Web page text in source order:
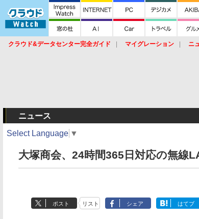
クラウド&データセンター完全ガイド マイグレーション ニ
ニュース
Select Language ▼
大塚商会、24時間365日対応の無線
ポスト リスト シェア はてブ